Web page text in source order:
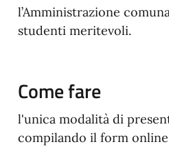
l’Amministrazione
studenti meritevoli.
Come fare
l'unica modalità di
compilando il form